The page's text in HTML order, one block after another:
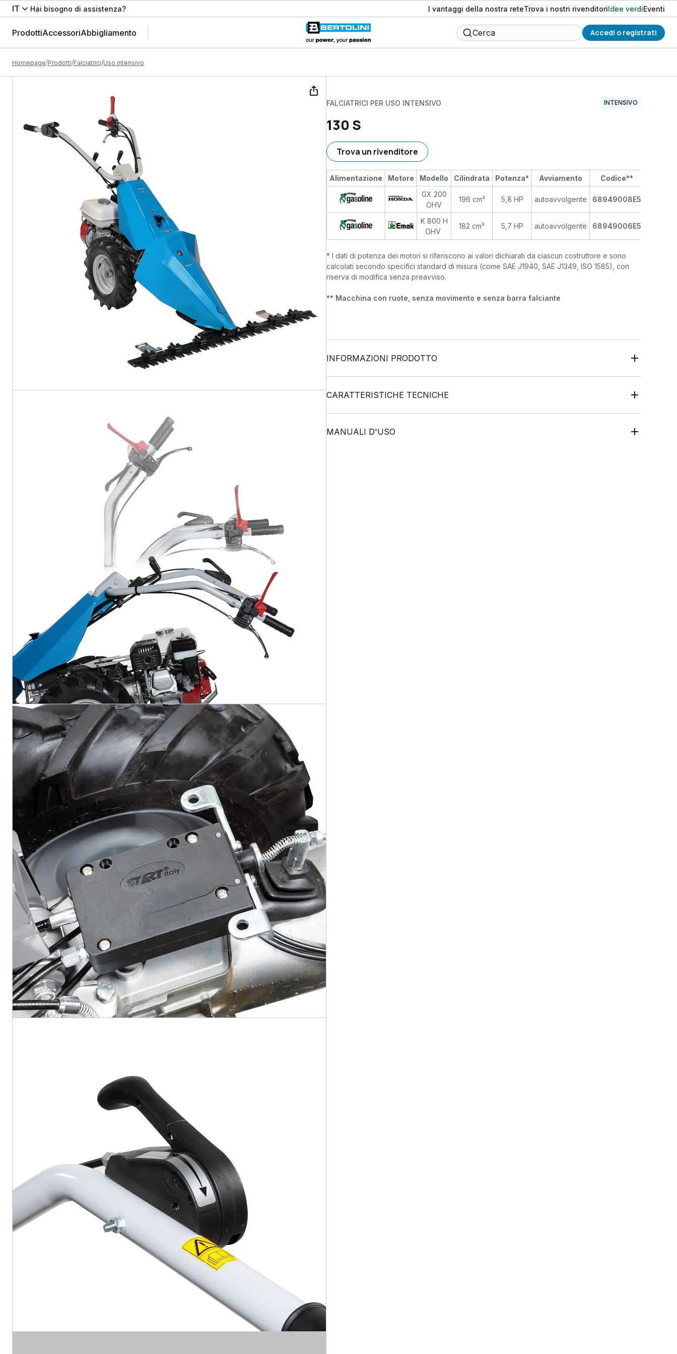
IT Hai bisogno di assistenza? I vantaggi della nostra reteTrova i nostri rivenditoriIdee verdiEventi
ProdottiAccessoriAbbigliamento Cerca Accedi o registrati
Homepage Prodotti Falciatrici Uso intensivo
FALCIATRICI PER USO INTENSIVO INTENSIVO
130 S
Trova un rivenditore
Alimentazione Motore Modello Cilindrata Potenza* Avviamento
Codice**
GX 200
OHV
196 cm³ 5,8 HP autoavvolgente 68949008E5
K 800 H
OHV
182 cm³ 5,7 HP autoavvolgente 68949006E5
* I dati di potenza dei motori si riferiscono ai valori dichiarati da ciascun costruttore e sono
calcolati secondo specifici standard di misura (come SAE J1940, SAE J1349, ISO 1585), con
riserva di modifica senza preavviso.
** Macchina con ruote, senza movimento e senza barra falciante
INFORMAZIONI PRODOTTO
CARATTERISTICHE TECNICHE
MANUALI D'USO